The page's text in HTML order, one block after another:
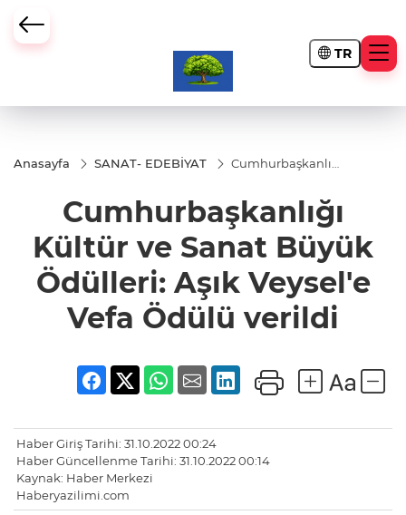
TR
Anasayfa SANAT- EDEBİYAT
Cumhurbaşkanlığı
Aşık Veysel'e Vefa
Ödülü verildi
Cumhurbaşkanlığı
Kültür ve Sanat Büyük
Ödülleri: Aşık Veysel'e
Vefa Ödülü verildi
Haber Giriş Tarihi: 31.10.2022 00:24
Haber Güncellenme Tarihi: 31.10.2022 00:14
Kaynak: Haber Merkezi
Haberyazilimi.com